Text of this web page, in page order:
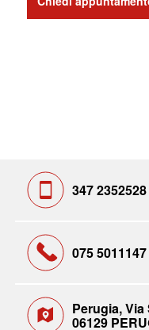
347 2352528
075 5011147
Perugia, Via
06129